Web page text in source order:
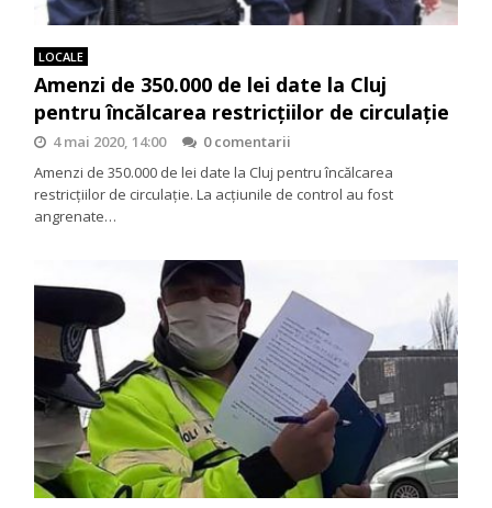
LOCALE
Amenzi de 350.000 de lei date la Cluj
pentru încălcarea restricțiilor de circulație
4 mai 2020, 14:00
0 comentarii
Amenzi de 350.000 de lei date la Cluj pentru încălcarea
restricțiilor de circulație. La acțiunile de control au fost
angrenate…